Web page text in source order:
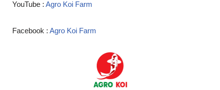
YouTube : Agro Koi Farm
Facebook : Agro Koi Farm